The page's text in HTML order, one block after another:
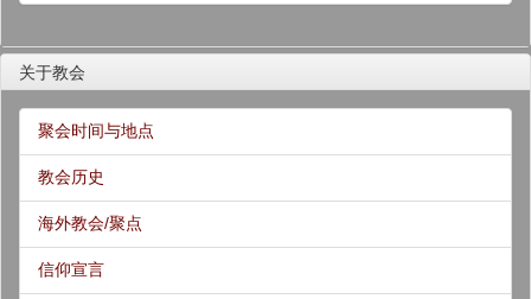
关于教会
聚会时间与地点
教会历史
海外教会/聚点
信仰宣言